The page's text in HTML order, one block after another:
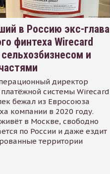
в Россию экс-глава
финтеха Wirecard
и
директор
системы Wirecard
бежал из Евросоюза
компании в 2020 году.
в Москве, свободно
по России и даже ездит
территории